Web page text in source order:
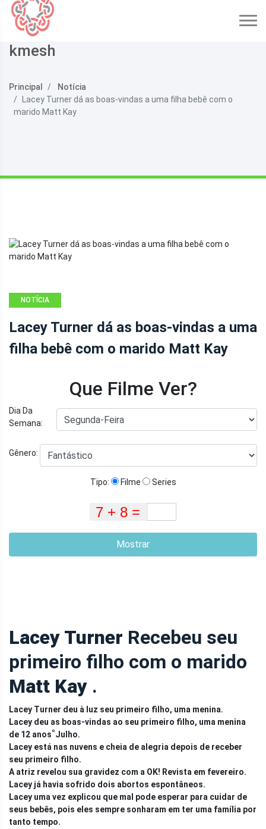
kmesh
Principal
Notícia
Lacey Turner dá as boas-vindas a uma filha bebê com o
marido Matt Kay
NOTÍCIA
Lacey Turner dá as boas-vindas a uma
filha bebê com o marido Matt Kay
Que Filme Ver?
Dia Da
Semana:
Gênero:
Tipo: Filme Series
Mostrar
Lacey Turner Recebeu seu
primeiro filho com o marido
Matt Kay .
Lacey Turner deu à luz seu primeiro filho, uma menina.
Lacey deu as boas-vindas ao seu primeiro filho, uma menina
de 12 anosºJulho.
Lacey está nas nuvens e cheia de alegria depois de receber
seu primeiro filho.
A atriz revelou sua gravidez com a OK! Revista em fevereiro.
Lacey já havia sofrido dois abortos espontâneos.
Lacey uma vez explicou que mal pode esperar para cuidar de
seus bebês, pois eles sempre sonharam em ter uma família por
tanto tempo.